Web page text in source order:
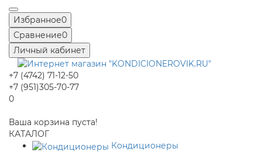
Избранное0
Сравнение0
Личный кабинет
+7 (4742) 71-12-50
+7 (951)305-70-77
0
Ваша корзина пуста!
КАТАЛОГ
Кондиционеры